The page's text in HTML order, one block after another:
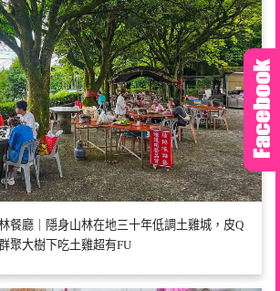
餐廳｜隱身山林在地三十年低調土雞城，皮Q
聚大樹下吃土雞超有FU